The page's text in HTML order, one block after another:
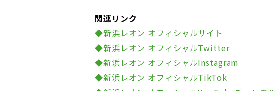
関連リンク
◆新浜レオン オフィシャルサイト
◆新浜レオン オフィシャルTwitter
◆新浜レオン オフィシャルInstagram
◆新浜レオン オフィシャルTikTok